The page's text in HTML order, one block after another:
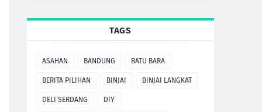
TAGS
ASAHAN BANDUNG BATU BARA
BERITA PILIHAN BINJAI BINJAI LANGKAT
DELI SERDANG DIY